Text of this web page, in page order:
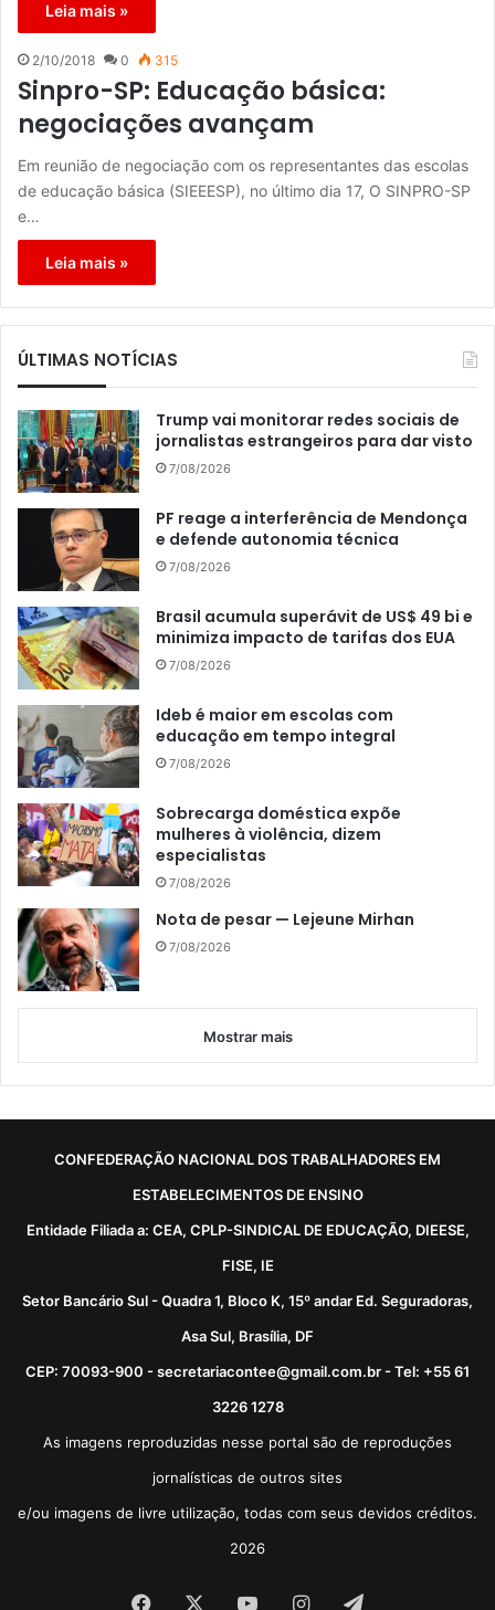
Leia mais »
2/10/2018 0 315
Sinpro-SP: Educação básica:
negociações avançam
Em reunião de negociação com os representantes das escolas
de educação básica (SIEEESP), no último dia 17, O SINPRO-SP
e…
Leia mais »
ÚLTIMAS NOTÍCIAS
Trump vai monitorar redes sociais de
jornalistas estrangeiros para dar visto
7/08/2026
PF reage a interferência de Mendonça
e defende autonomia técnica
7/08/2026
Brasil acumula superávit de US$ 49 bi e
minimiza impacto de tarifas dos EUA
7/08/2026
Ideb é maior em escolas com
educação em tempo integral
7/08/2026
Sobrecarga doméstica expõe
mulheres à violência, dizem
especialistas
7/08/2026
Nota de pesar — Lejeune Mirhan
7/08/2026
Mostrar mais
CONFEDERAÇÃO NACIONAL DOS TRABALHADORES EM
ESTABELECIMENTOS DE ENSINO
Entidade Filiada a: CEA, CPLP-SINDICAL DE EDUCAÇÃO, DIEESE,
FISE, IE
Setor Bancário Sul - Quadra 1, Bloco K, 15º andar Ed. Seguradoras,
Asa Sul, Brasília, DF
CEP: 70093-900 - secretariacontee@gmail.com.br - Tel: +55 61
3226 1278
As imagens reproduzidas nesse portal são de reproduções
jornalísticas de outros sites
e/ou imagens de livre utilização, todas com seus devidos créditos.
2026
Facebook YouTubeInstagram